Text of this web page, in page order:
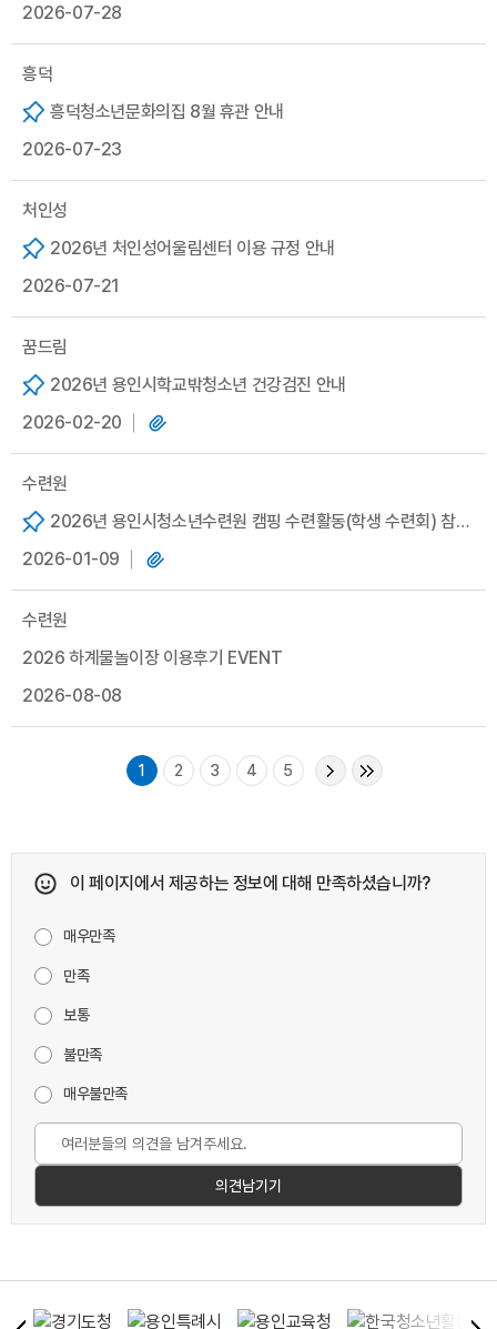
2026-07-28
흥덕
흥덕청소년문화의집 8월 휴관 안내
2026-07-23
처인성
2026년 처인성어울림센터 이용 규정 안내
2026-07-21
꿈드림
2026년 용인시학교밖청소년 건강검진 안내
2026-02-20
수련원
2026년 용인시청소년수련원 캠핑 수련활동(학생 수련회) 참가
학교(단체) 모집 안내
2026-01-09
수련원
2026 하계물놀이장 이용후기 EVENT
2026-08-08
1 2 3 4 5
이 페이지에서 제공하는 정보에 대해 만족하셨습니까?
매우만족
만족
보통
불만족
매우불만족